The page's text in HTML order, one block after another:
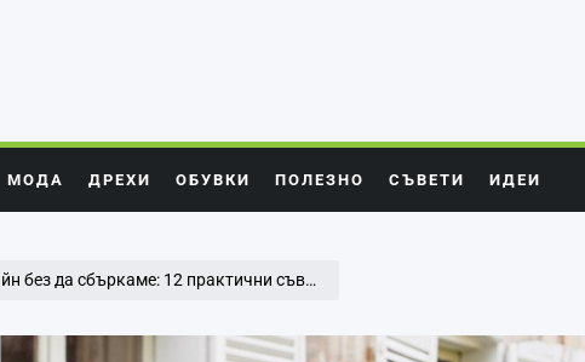
МОДА ДРЕХИ ОБУВКИ ПОЛЕЗНО СЪВЕТИ ИДЕИ
без да сбъркаме: 12 практични съвета